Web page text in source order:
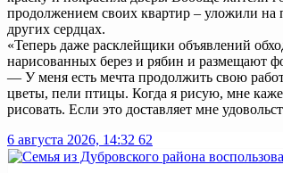
продолжением своих квартир – уложили на
других сердцах.
«Теперь даже расклейщики объявлений
нарисованных берез и рябин и размещают
— У меня есть мечта продолжить свою
цветы, пели птицы. Когда я рисую, мне
рисовать. Если это доставляет мне
6 августа 2026, 14:32 62